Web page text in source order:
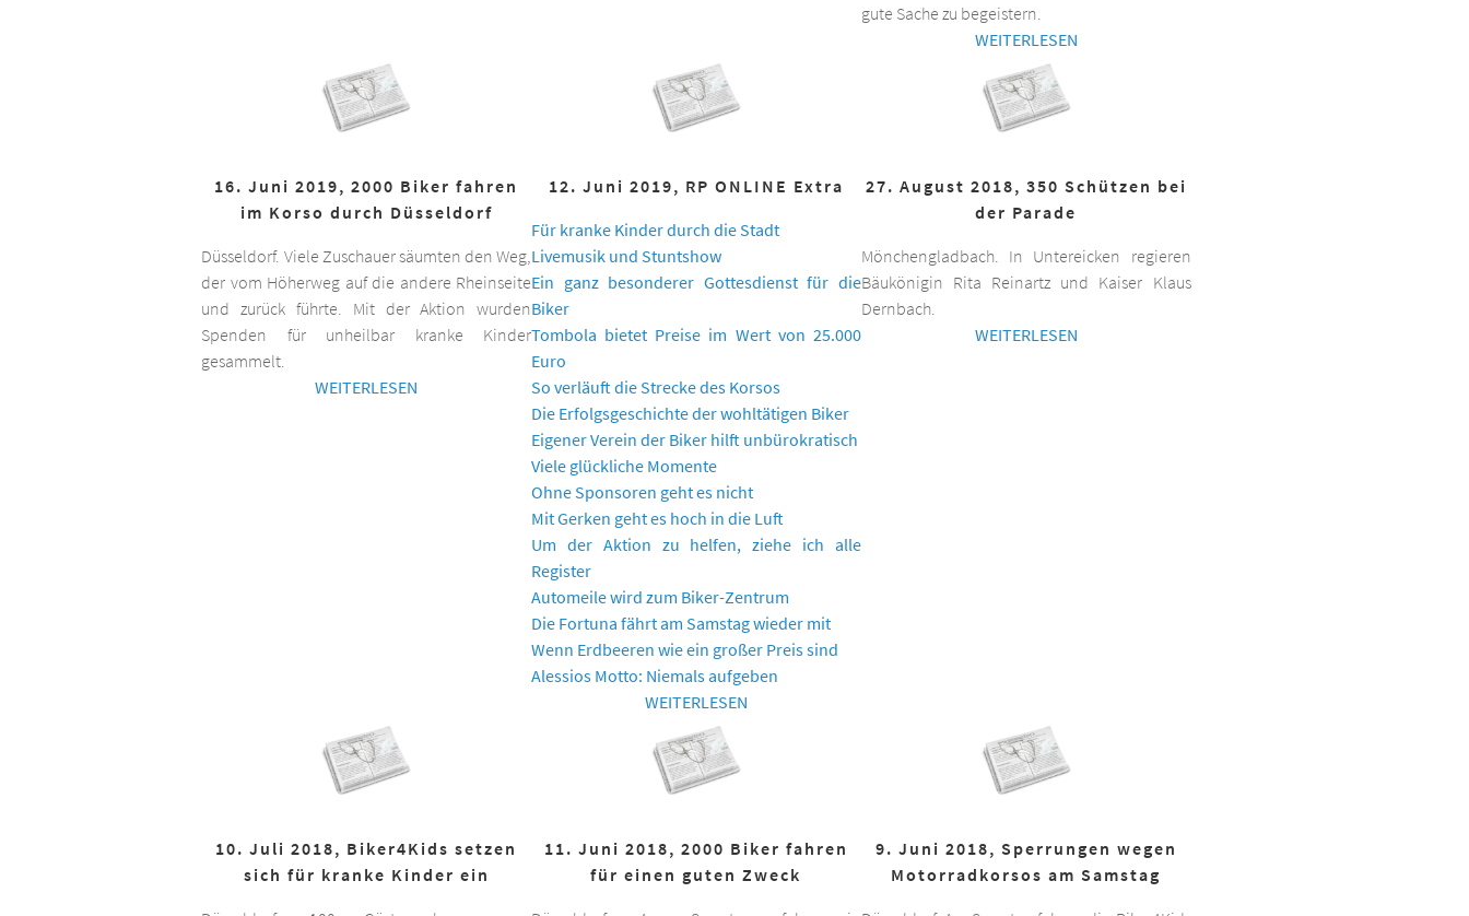
gute Sache zu begeistern.
WEITERLESEN
16. Juni 2019, 2000 Biker fahren
im Korso durch Düsseldorf
Düsseldorf. Viele Zuschauer säumten den Weg,
der vom Höherweg auf die andere Rheinseite
und zurück führte. Mit der Aktion wurden
Spenden für unheilbar kranke Kinder
gesammelt.
WEITERLESEN
12. Juni 2019, RP ONLINE Extra
Für kranke Kinder durch die Stadt
Livemusik und Stuntshow
Ein ganz besonderer Gottesdienst für die
Biker
Tombola bietet Preise im Wert von 25.000
Euro
So verläuft die Strecke des Korsos
Die Erfolgsgeschichte der wohltätigen Biker
Eigener Verein der Biker hilft unbürokratisch
Viele glückliche Momente
Ohne Sponsoren geht es nicht
Mit Gerken geht es hoch in die Luft
Um der Aktion zu helfen, ziehe ich alle
Register
Automeile wird zum Biker-Zentrum
Die Fortuna fährt am Samstag wieder mit
Wenn Erdbeeren wie ein großer Preis sind
Alessios Motto: Niemals aufgeben
WEITERLESEN
27. August 2018, 350 Schützen bei
der Parade
Mönchengladbach. In Untereicken regieren
Bäukönigin Rita Reinartz und Kaiser Klaus
Dernbach.
WEITERLESEN
10. Juli 2018, Biker4Kids setzen
sich für kranke Kinder ein
11. Juni 2018, 2000 Biker fahren
für einen guten Zweck
9. Juni 2018, Sperrungen wegen
Motorradkorsos am Samstag